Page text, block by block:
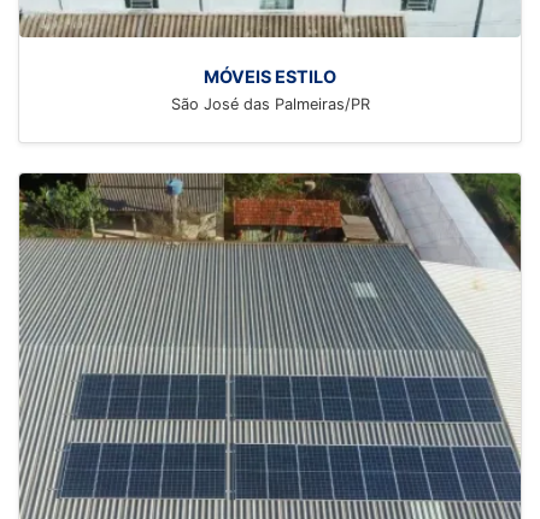
MÓVEIS ESTILO
São José das Palmeiras/PR